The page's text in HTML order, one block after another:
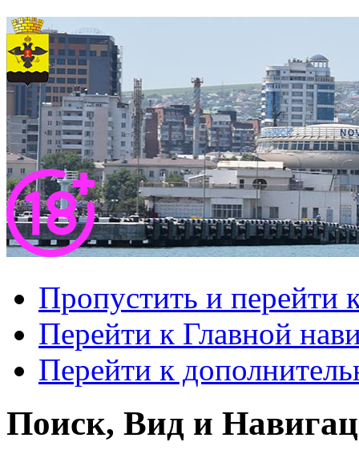
Пропустить и перейти
Перейти к Главной
Перейти к
Поиск, Вид и